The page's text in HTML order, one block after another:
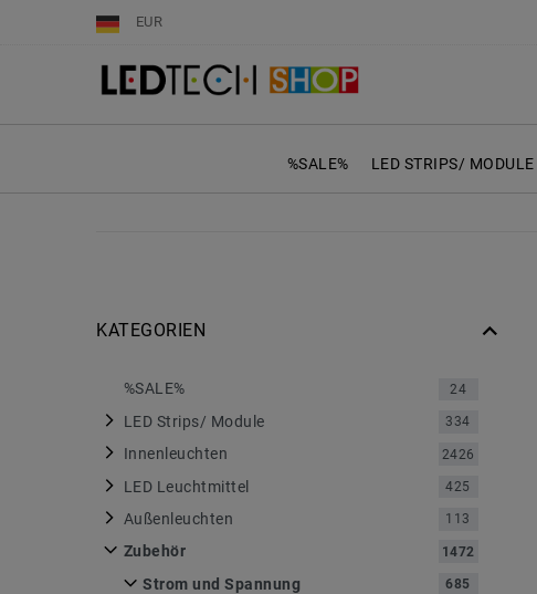
EUR
%SALE% LED STRIPS/ MODULE
KATEGORIEN
%SALE% 24
LED Strips/ Module 334
Innenleuchten 2426
LED Leuchtmittel 425
Außenleuchten 113
Zubehör 1472
Strom und Spannung 685